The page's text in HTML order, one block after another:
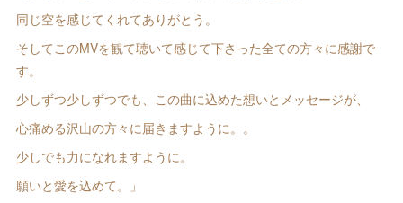
同じ空を感じてくれてありがとう。
そしてこのMVを観て聴いて感じて下さった全ての方々に感謝で
す。
少しずつ少しずつでも、この曲に込めた想いとメッセージが、
心痛める沢山の方々に届きますように。。
少しでも力になれますように。
願いと愛を込めて。」